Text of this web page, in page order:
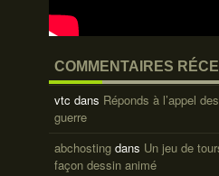
COMMENTAIRES
vtc dans Réponds à l’appel
guerre
abchosting dans Un jeu de
façon dessin animé